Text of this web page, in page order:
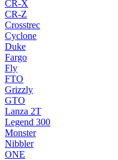
CR-X
CR-Z
Crosstrec
Cyclone
Duke
Fargo
Fly
FTO
Grizzly
GTO
Lanza 2T
Legend 300
Monster
Nibbler
ONE